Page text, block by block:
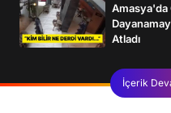
Amasya'da
Atladı
İçerik